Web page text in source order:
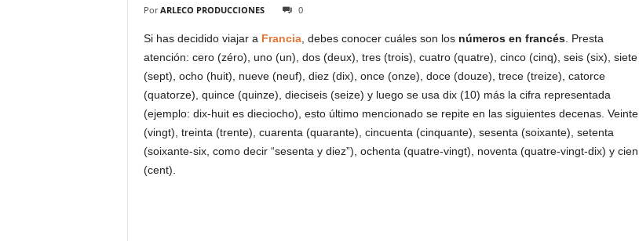
Por ARLECO PRODUCCIONES 0
Si has decidido viajar a Francia, debes conocer cuáles son los números en francés. Presta
atención: cero (zéro), uno (un), dos (deux), tres (trois), cuatro (quatre), cinco (cinq), seis (six), siete
(sept), ocho (huit), nueve (neuf), diez (dix), once (onze), doce (douze), trece (treize), catorce
(quatorze), quince (quinze), dieciseis (seize) y luego se usa dix (10) más la cifra representada
(ejemplo: dix-huit es dieciocho), esto último mencionado se repite en las siguientes decenas. Veinte
(vingt), treinta (trente), cuarenta (quarante), cincuenta (cinquante), sesenta (soixante), setenta
(soixante-six, como decir “sesenta y diez”), ochenta (quatre-vingt), noventa (quatre-vingt-dix) y cien
(cent).